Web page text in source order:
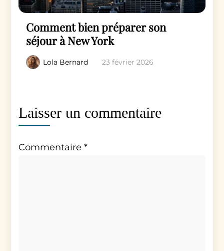
Comment bien préparer son
séjour à New York
Lola Bernard 23 février 2026
Laisser un commentaire
Commentaire*